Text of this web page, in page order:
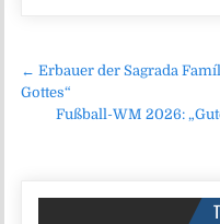
← Erbauer der Sagrada
Gottes“
Fußball-WM 2026: